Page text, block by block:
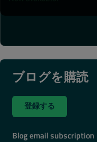
ブログを購読
登録する
Blog email subscription